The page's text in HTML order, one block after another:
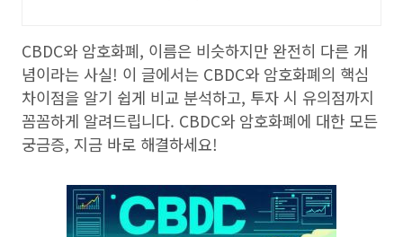
CBDC와 암호화폐, 이름은 비슷하지만 완전히 다른 개
념이라는 사실! 이 글에서는 CBDC와 암호화폐의 핵심
차이점을 알기 쉽게 비교 분석하고, 투자 시 유의점까지
꼼꼼하게 알려드립니다. CBDC와 암호화폐에 대한 모든
궁금증, 지금 바로 해결하세요!